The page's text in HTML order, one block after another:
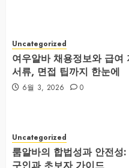
Uncategorized
여우알바 채용정보와 급
서류, 면접 팁까지 한눈에
6월 3, 2026 0
Uncategorized
룸알바의 합법성과 안전